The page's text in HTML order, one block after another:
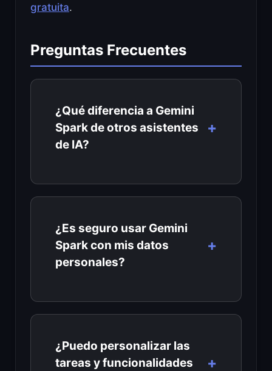
gratuita.
Preguntas Frecuentes
¿Qué diferencia a Gemini
Spark de otros asistentes
de IA?
¿Es seguro usar Gemini
Spark con mis datos
personales?
¿Puedo personalizar las
tareas y funcionalidades